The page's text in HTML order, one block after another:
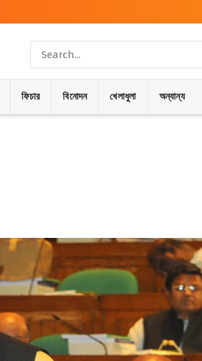
ফিচার বিনোদন খেলাধুলা অন্যান্য